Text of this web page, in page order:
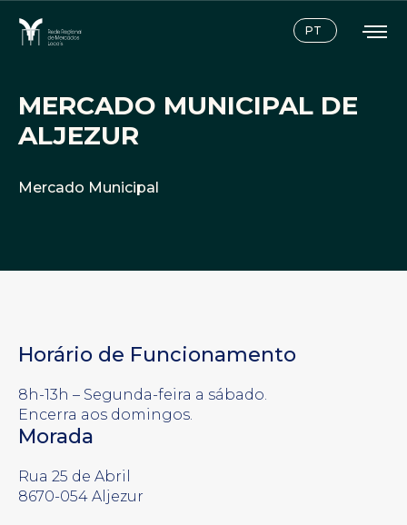
PT
MERCADO MUNICIPAL DE
ALJEZUR
Mercado Municipal
Horário de Funcionamento
8h-13h – Segunda-feira a sábado.
Encerra aos domingos.
Morada
Rua 25 de Abril
8670-054 Aljezur